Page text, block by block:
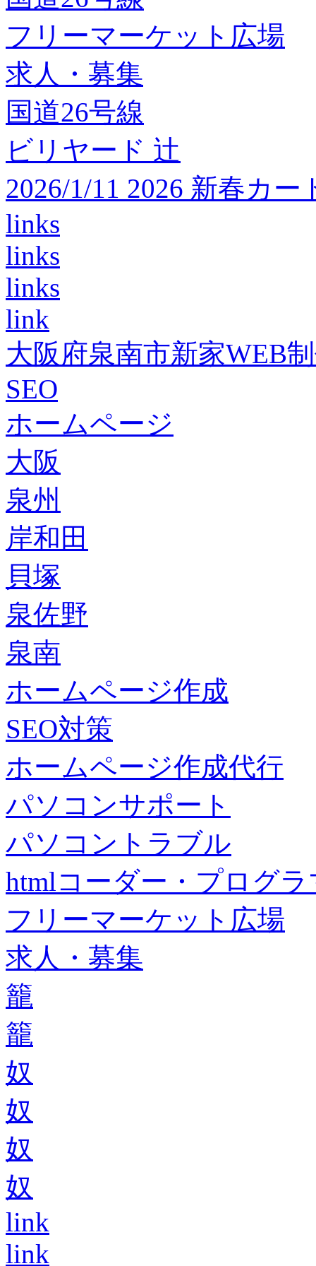
フリーマーケット広場
求人・募集
国道26号線
ビリヤード 辻
2026/1/11 2026 新春カ
links
links
links
link
大阪府泉南市新家WEB
SEO
ホームページ
大阪
泉州
岸和田
貝塚
泉佐野
泉南
ホームページ作成
SEO対策
ホームページ作成代行
パソコンサポート
パソコントラブル
htmlコーダー・プログラ
フリーマーケット広場
求人・募集
籠
籠
奴
奴
奴
奴
link
link